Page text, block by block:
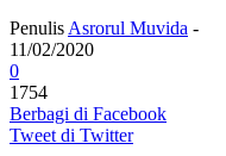
Penulis Asrorul Muvida -
11/02/2020
0
1754
Berbagi di Facebook
Tweet di Twitter